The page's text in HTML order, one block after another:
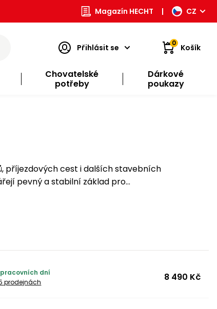
Magazín HECHT | CZ
Přihlásit se 0 Košík
Chovatelské
potřeby
Dárkové
poukazy
příjezdových cest i dalších stavebních
pevný a stabilní základ pro…
dní
prodejnách 8 490 Kč